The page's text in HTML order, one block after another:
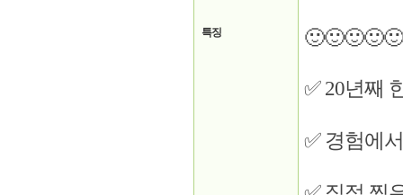
특징
✅ 20년째
✅ 경험에